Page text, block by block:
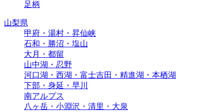
足柄
山梨県
甲府・湯村・昇仙峡
石和・勝沼・塩山
大月・都留
山中湖・忍野
河口湖・西湖・富士吉田・精進湖・本栖湖
下部・身延・早川
南アルプス
八ヶ岳・小淵沢・清里・大泉